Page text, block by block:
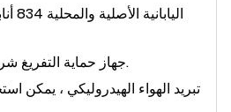
4 ، جهاز حماية التفريغ شرارة عالية الحساسية.